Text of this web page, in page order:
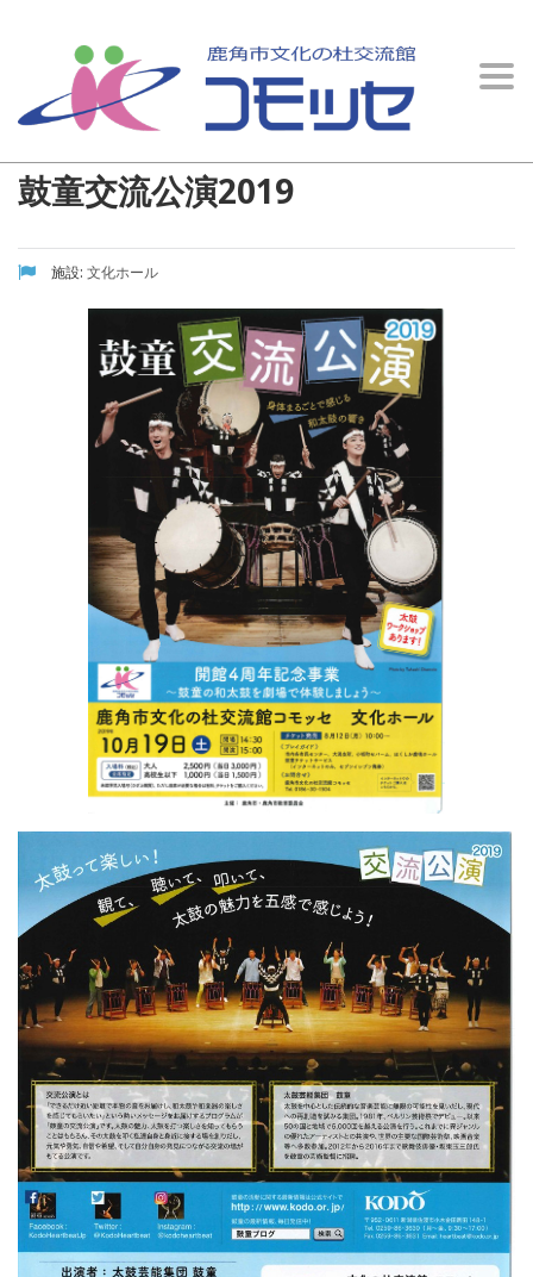
文化の杜交流館 コモッセ イベント情報>文化ホール >鼓童交流公演2019
鼓童交流公演2019
施設: 文化ホール